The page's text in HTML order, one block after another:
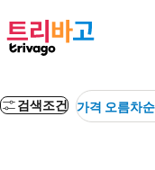
검색조건 가격 오름차순